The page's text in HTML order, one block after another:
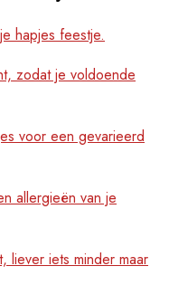
hapjes feestje.
zodat je voldoende
voor een gevarieerd
allergieën van je
liever iets minder maar